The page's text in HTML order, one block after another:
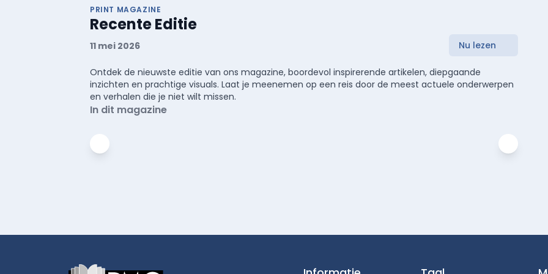
PRINT MAGAZINE
Recente Editie
11 mei 2026 Nu lezen
Ontdek de nieuwste editie van ons magazine, boordevol inspirerende artikelen, diepgaande
inzichten en prachtige visuals. Laat je meenemen op een reis door de meest actuele onderwerpen
en verhalen die je niet wilt missen.
In dit magazine